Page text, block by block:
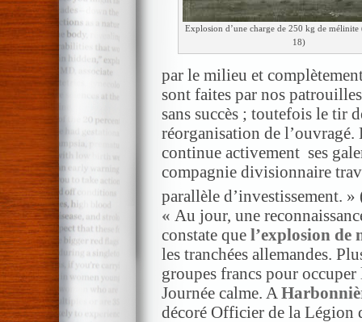
Explosion d’une charge de 250 kg de mélinite
18)
par le milieu et
sont faites par nos
sans succès ; toutefois le tir
réorganisation de
continue activement ses
compagnie divisionnaire
parallèle d’investissement. »
« Au jour, une
constate que l’explosion de
les tranchées allemandes.
groupes francs pour occuper
Journée calme. A
décoré Officier de la Légion